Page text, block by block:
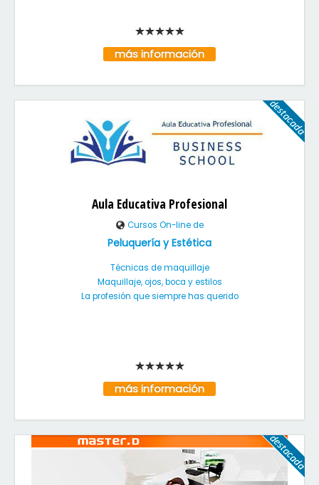
más información
Aula Educativa Profesional
Cursos On-line de
Peluquería y Estética
Técnicas de maquillaje
Maquillaje, ojos, boca y estilos
La profesión que siempre has querido
más información